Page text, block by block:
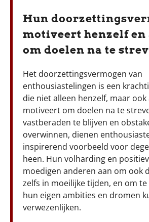
Hun
motiveert henzelf en
om doelen na te
Het doorzettingsvermogen van
enthousiastelingen is een
die niet alleen henzelf, maar
motiveert om doelen na te
vastberaden te blijven en
overwinnen, dienen
inspirerend voorbeeld voor
heen. Hun volharding en
moedigen anderen aan om ook
zelfs in moeilijke tijden, en om
hun eigen ambities en dromen
verwezenlijken.